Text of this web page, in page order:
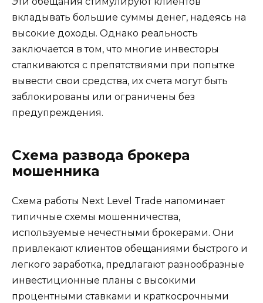
вкладывать большие суммы денег, надеясь на
высокие доходы. Однако реальность
заключается в том, что многие инвесторы
сталкиваются с препятствиями при попытке
вывести свои средства, их счета могут быть
заблокированы или ограничены без
предупреждения.
Схема развода брокера
мошенника
Схема работы Next Level Trade напоминает
типичные схемы мошенничества,
используемые нечестными брокерами. Они
привлекают клиентов обещаниями быстрого и
легкого заработка, предлагают разнообразные
инвестиционные планы с высокими
процентными ставками и краткосрочными